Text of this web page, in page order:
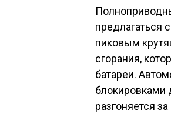
предлагаться
пиковым
сгорания,
батареи.
блокировками
разгоняется за